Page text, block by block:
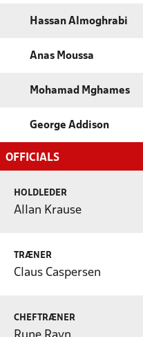
Hassan Almoghrabi
Anas Moussa
Mohamad Mghames
George Addison
OFFICIALS
HOLDLEDER
Allan Krause
TRÆNER
Claus Caspersen
CHEFTRÆNER